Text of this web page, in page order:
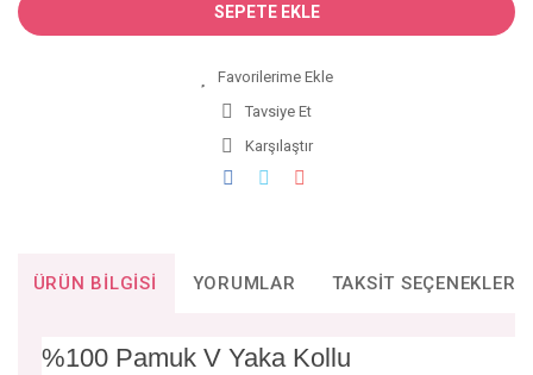
SEPETE EKLE
Tavsiye Et
Karşılaştır
ÜRÜN BILGISI YORUMLAR TAKSIT SEÇENEKLERI
%100 Pamuk V Yaka Kollu